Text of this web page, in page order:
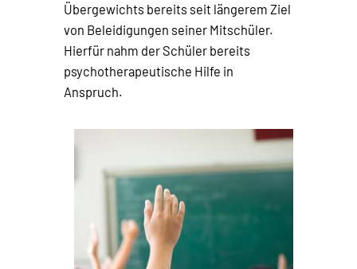
Übergewichts bereits seit längerem Ziel
von Beleidigungen seiner Mitschüler.
Hierfür nahm der Schüler bereits
psychotherapeutische Hilfe in
Anspruch.